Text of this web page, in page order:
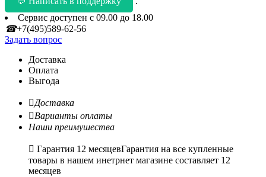
Сервис доступен с 09.00 до 18.00
☎+7(495)589-62-56
Задать вопрос
Доставка
Оплата
Выгода
Доставка
Варианты оплаты
Наши преимушества
 Гарантия 12 месяцевГарантия на все купленные
товары в нашем инетрнет магазине составляет 12
месяцев